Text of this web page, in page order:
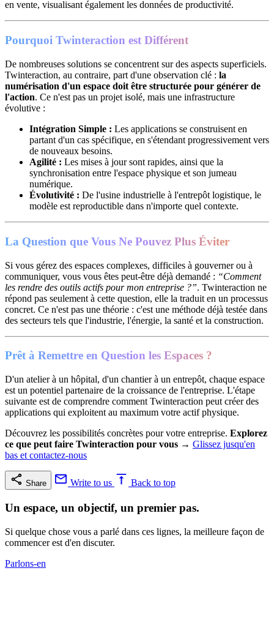
en vente, visualisant également les données de productivité.
Pourquoi Twinteraction est Différent
De nombreuses solutions se concentrent sur des aspects superficiels.
Twinteraction, au contraire, part d'une observation clé : la
numérisation d'un espace doit être structurée pour générer de
l'action. Ce n'est pas un projet isolé, mais une infrastructure
évolutive :
Intégration Simple : Les applications se construisent en
partant d'un cas spécifique, en s'étendant progressivement vers
de nouveaux besoins.
Agilité : Les mises à jour sont rapides, ainsi que la
synchronisation entre l'espace physique et son jumeau
numérique.
Évolutivité : De l'usine industrielle à l'entrepôt logistique, le
modèle est reproductible dans n'importe quel contexte.
La Question que Vous Ne Pouvez Plus Éviter
Si vous gérez des espaces complexes, difficiles à gouverner ou à
communiquer, vous vous êtes peut-être déjà demandé : “Comment
les rendre des outils actifs pour mon entreprise ?”. Twinteraction ne
répond pas seulement à cette question, elle la traduit en un processus
concret. Ce n'est pas une théorie : c'est une méthode déjà testée dans
des secteurs tels que l'industrie, l'énergie, la santé et la construction.
Prêt à Remettre en Question les Espaces ?
D'un atelier à un hôpital, d'un chantier à un entrepôt, chaque espace
est un potentiel partenaire de la croissance de l'entreprise. L'étape
suivante est de comprendre comment Twinteraction peut créer des
applications qui exploitent au maximum votre actif physique.
Découvrez les possibilités concrètes pour votre entreprise. Explorez
ce que peut faire Twinteraction pour vous → Glissez jusqu'en
bas et contactez-nous
Share Write to us Back to top
Un espace, un objectif, un premier pas.
Si quelque chose vous a parlé dans ces lignes, la meilleure façon de
commencer est d'en discuter.
Parlons-en